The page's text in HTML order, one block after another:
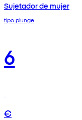
Sujetador de mujer
tipo plunge
6
€